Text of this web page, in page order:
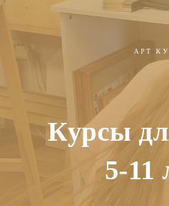
АРТ
Курсы
5-11